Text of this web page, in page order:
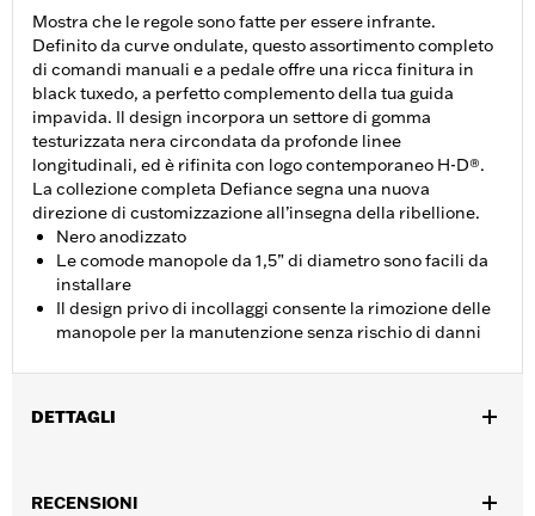
Mostra che le regole sono fatte per essere infrante.
Definito da curve ondulate, questo assortimento completo
di comandi manuali e a pedale offre una ricca finitura in
black tuxedo, a perfetto complemento della tua guida
impavida. Il design incorpora un settore di gomma
testurizzata nera circondata da profonde linee
longitudinali, ed è rifinita con logo contemporaneo H-D®.
La collezione completa Defiance segna una nuova
direzione di customizzazione all’insegna della ribellione.
Nero anodizzato
Le comode manopole da 1,5” di diametro sono facili da
installare
Il design privo di incollaggi consente la rimozione delle
manopole per la manutenzione senza rischio di danni
DETTAGLI
‘11-’12, FLSTNSE ‘14-’15, FXSBSE ‘13-’14, FXSE ‘16-’17 e modelli
RECENSIONI